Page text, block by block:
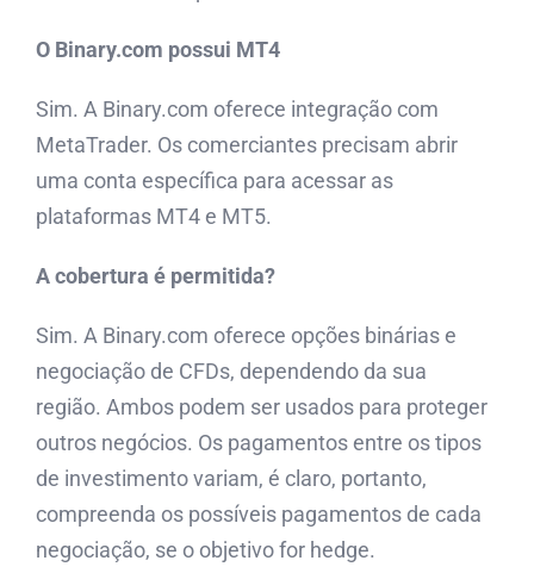
O Binary.com possui MT4
Sim. A Binary.com oferece integração com
MetaTrader. Os comerciantes precisam abrir
uma conta específica para acessar as
plataformas MT4 e MT5.
A cobertura é permitida?
Sim. A Binary.com oferece opções binárias e
negociação de CFDs, dependendo da sua
região. Ambos podem ser usados ​​para proteger
outros negócios. Os pagamentos entre os tipos
de investimento variam, é claro, portanto,
compreenda os possíveis pagamentos de cada
negociação, se o objetivo for hedge.